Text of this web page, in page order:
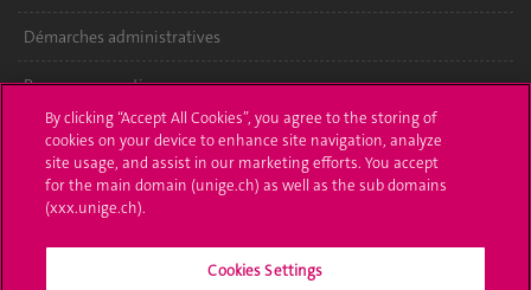
Démarches administratives
Poser une question
L'UNIGE vous informe
UNIGE Mobile
By clicking “Accept All Cookies”, you agree to the storing of
cookies on your device to enhance site navigation, analyze
site usage, and assist in our marketing efforts. You accept
for the main domain (unige.ch) as well as the sub domains
(xxx.unige.ch).
Cookies Settings